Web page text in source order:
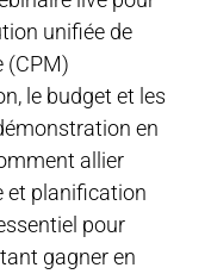
unifiée de
(CPM)
le budget et les
en
allier
et planification
pour
gagner en